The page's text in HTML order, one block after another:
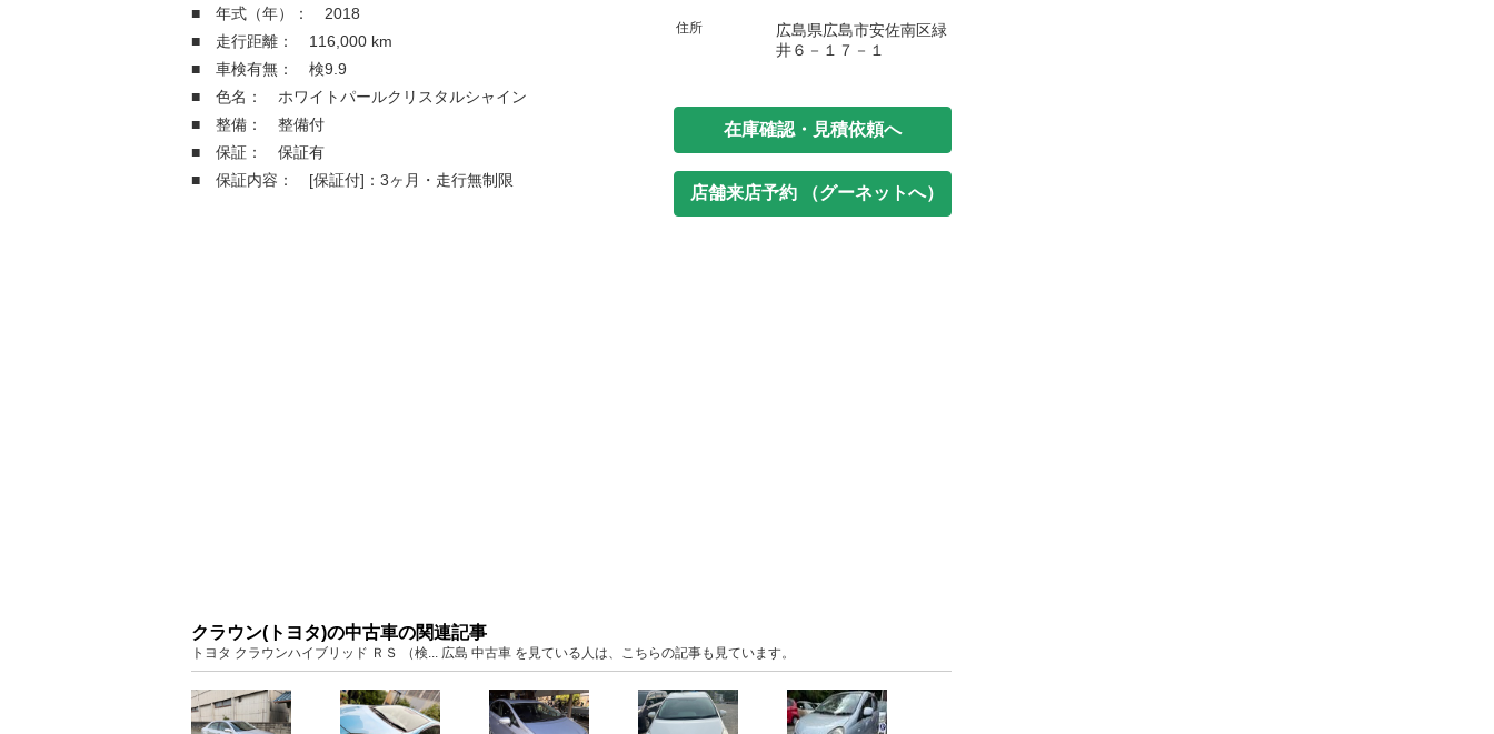
■ 年式（年）： 2018
■ 走行距離： 116,000 km
■ 車検有無： 検9.9
■ 色名： ホワイトパールクリスタルシャイン
■ 整備： 整備付
■ 保証： 保証有
■ 保証内容： [保証付]：3ヶ月・走行無制限
住所
広島県広島市安佐南区緑
井６－１７－１
在庫確認・見積依頼へ
店舗来店予約 （グーネットへ）
クラウン(トヨタ)の中古車の関連記事
トヨタ クラウンハイブリッド ＲＳ （検... 広島 中古車 を見ている人は、こちらの記事も見ています。